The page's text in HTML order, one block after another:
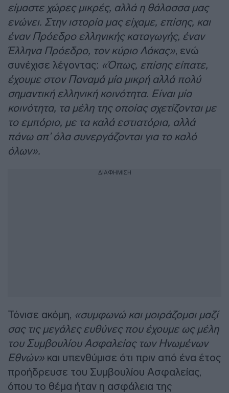
είμαστε χώρες μικρές, αλλά η θάλασσα μας
ενώνει. Στην ιστορία μας είχαμε, επίσης, και
έναν Πρόεδρο ελληνικής καταγωγής, έναν
Έλληνα Πρόεδρο, τον κύριο Λάκας», ενώ
συνέχισε λέγοντας: «Όπως, επίσης είπατε,
έχουμε στον Παναμά μία μικρή αλλά πολύ
σημαντική ελληνική κοινότητα. Είναι μία
κοινότητα, τα μέλη της οποίας σχετίζονται με
το εμπόριο, με τα καλά εστιατόρια, αλλά
πάνω απ’ όλα συνεργάζονται για το καλό
όλων».
ΔΙΑΦΗΜΙΣΗ
Τόνισε ακόμη, «συμφωνώ και μοιράζομαι μαζί
σας τις μεγάλες ευθύνες που έχουμε ως μέλη
του Συμβουλίου Ασφαλείας των Ηνωμένων
Εθνών» και υπενθύμισε ότι πριν από ένα έτος
προήδρευσε του Συμβουλίου Ασφαλείας,
όπου το θέμα ήταν η ασφάλεια της